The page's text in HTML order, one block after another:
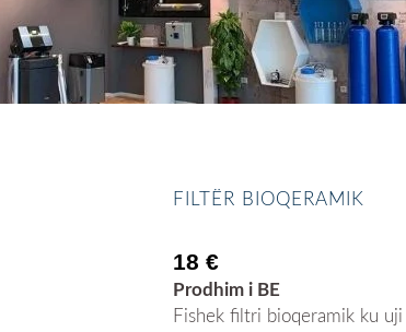
FILTËR BIOQERAMIK
18 €
Prodhim i BE
Fishek filtri bioqeramik ku